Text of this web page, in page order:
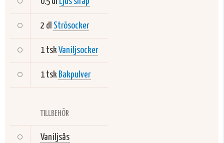
2 dl Strösocker
1 tsk Vaniljsocker
1 tsk Bakpulver
TILLBEHÖR
Vaniljsås